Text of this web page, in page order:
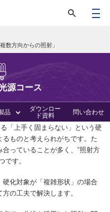
数方向からの照射」
源コース
品 ダウンロー
ド資料 問い合わせ
「上手く固まらない」という硬
ものと考えられがちです。た
っていることが多く、”照射方
す。
化対象が「複雑形状」の場合
の工夫で解決します。